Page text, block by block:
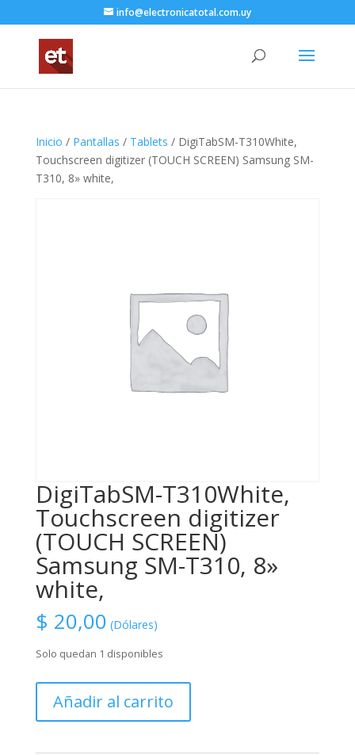
info@electronicatotal.com.uy
Inicio / Pantallas / Tablets / DigiTabSM-T310White,
Touchscreen digitizer (TOUCH SCREEN) Samsung SM-
T310, 8» white,
DigiTabSM-T310White,
Touchscreen digitizer
(TOUCH SCREEN)
Samsung SM-T310, 8»
white,
$ 20,00 (Dólares)
Solo quedan 1 disponibles
T310White,
Añadir al carrito